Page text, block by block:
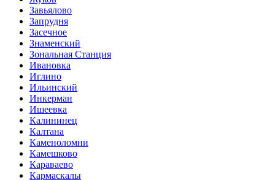
Завьялово
Запрудня
Засечное
Знаменский
Зональная Станция
Ивановка
Иглино
Ильинский
Инкерман
Ишеевка
Калининец
Калтана
Каменоломни
Камешково
Караваево
Кармаскалы